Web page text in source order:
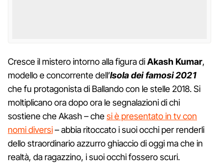
Cresce il mistero intorno alla figura diAkash Kumar,
modello e concorrente dell’Isola dei famosi 2021
che fu protagonista di Ballando con le stelle 2018. Si
moltiplicano ora dopo ora le segnalazioni di chi
sostiene che Akash – chesi è presentato in tv con
nomi diversi– abbia ritoccato i suoi occhi per renderli
dello straordinario azzurro ghiaccio di oggi ma che in
realtà, da ragazzino, i suoi occhi fossero scuri.